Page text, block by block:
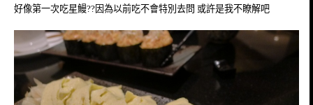
好像第一次吃星鰻??因為以前吃不會特別去問 或許是我不瞭解吧